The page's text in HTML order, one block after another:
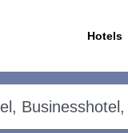
Hotels